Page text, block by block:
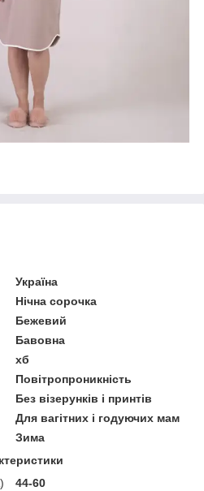
Україна
Нічна сорочка
Бежевий
Бавовна
хб
Повітропроникність
Без візерунків і принтів
Для вагітних і годуючих мам
Зима
44-60